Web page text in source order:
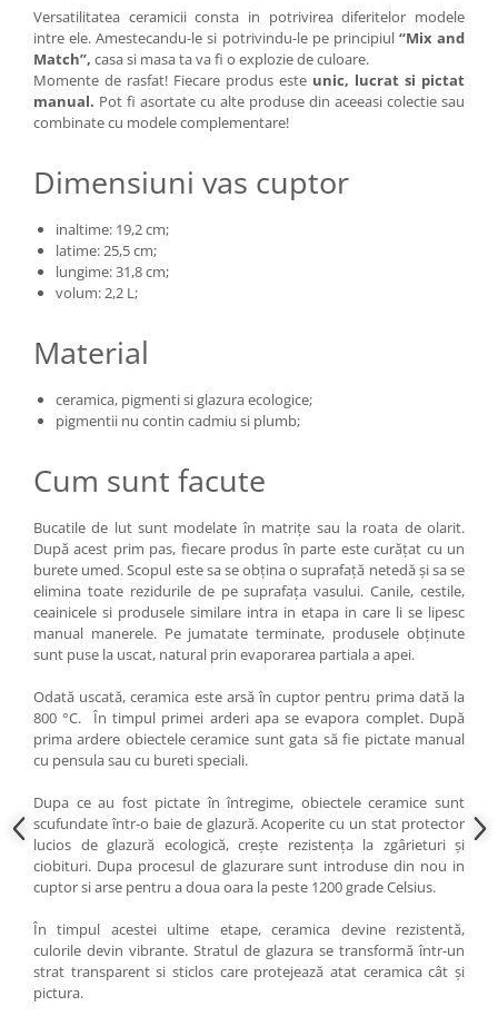
Versatilitatea ceramicii consta in potrivirea diferitelor modele
intre ele. Amestecandu-le si potrivindu-le pe principiul “Mix and
Match”, casa si masa ta va fi o explozie de culoare.
Momente de rasfat! Fiecare produs este unic, lucrat si pictat
manual. Pot fi asortate cu alte produse din aceeasi colectie sau
combinate cu modele complementare!
Dimensiuni vas cuptor
inaltime: 19,2 cm;
latime: 25,5 cm;
lungime: 31,8 cm;
volum: 2,2 L;
Material
ceramica, pigmenti si glazura ecologice;
pigmentii nu contin cadmiu si plumb;
Cum sunt facute
Bucatile de lut sunt modelate în matrițe sau la roata de olarit.
După acest prim pas, fiecare produs în parte este curățat cu un
burete umed. Scopul este sa se obțina o suprafață netedă și sa se
elimina toate rezidurile de pe suprafața vasului. Canile, cestile,
ceainicele si produsele similare intra in etapa in care li se lipesc
manual manerele. Pe jumatate terminate, produsele obținute
sunt puse la uscat, natural prin evaporarea partiala a apei.
Odată uscată, ceramica este arsă în cuptor pentru prima dată la
800 °C. În timpul primei arderi apa se evapora complet. După
prima ardere obiectele ceramice sunt gata să fie pictate manual
cu pensula sau cu bureti speciali.
Dupa ce au fost pictate în întregime, obiectele ceramice sunt
scufundate într-o baie de glazură. Acoperite cu un stat protector
lucios de glazură ecologică, crește rezistența la zgârieturi și
ciobituri. Dupa procesul de glazurare sunt introduse din nou in
cuptor si arse pentru a doua oara la peste 1200 grade Celsius.
În timpul acestei ultime etape, ceramica devine rezistentă,
culorile devin vibrante. Stratul de glazura se transformă într-un
strat transparent si sticlos care protejează atat ceramica cât și
pictura.